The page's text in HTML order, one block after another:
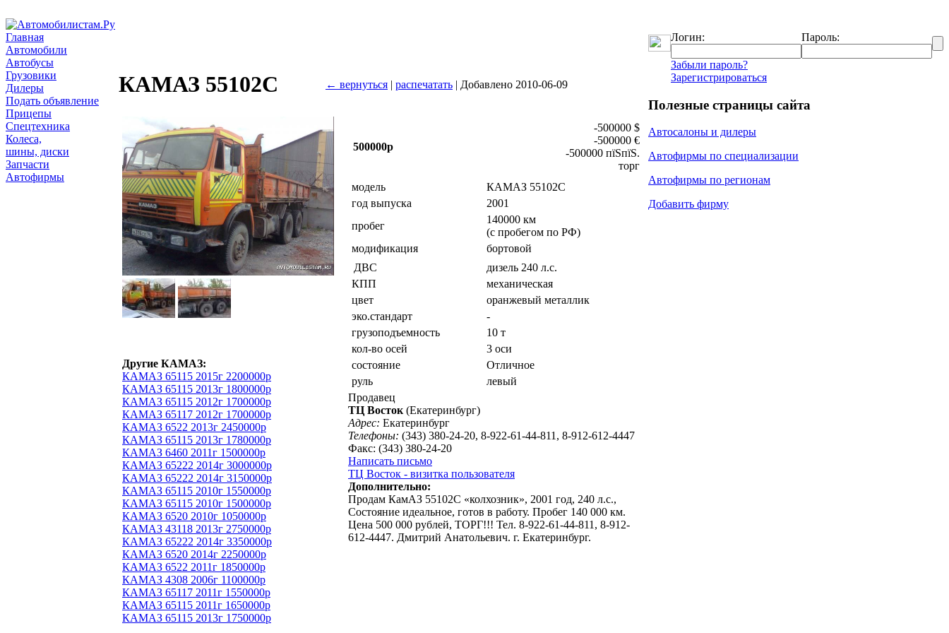
Главная
Автомобили
Автобусы
Грузовики
Дилеры
Подать объявление
Прицепы
Спецтехника
Колеса,
шины, диски
Запчасти
Автофирмы
КАМАЗ 55102С ← вернуться | распечатать | Добавлено 2010-06-09
Другие КАМАЗ:
КАМАЗ 65115 2015г 2200000р
КАМАЗ 65115 2013г 1800000р
КАМАЗ 65115 2012г 1700000р
КАМАЗ 65117 2012г 1700000р
КАМАЗ 6522 2013г 2450000р
КАМАЗ 65115 2013г 1780000р
КАМАЗ 6460 2011г 1500000р
КАМАЗ 65222 2014г 3000000р
КАМАЗ 65222 2014г 3150000р
КАМАЗ 65115 2010г 1550000р
КАМАЗ 65115 2010г 1500000р
КАМАЗ 6520 2010г 1050000р
КАМАЗ 43118 2013г 2750000р
КАМАЗ 65222 2014г 3350000р
КАМАЗ 6520 2014г 2250000р
КАМАЗ 6522 2011г 1850000р
КАМАЗ 4308 2006г 1100000р
КАМАЗ 65117 2011г 1550000р
КАМАЗ 65115 2011г 1650000р
КАМАЗ 65115 2013г 1750000р
500000р
-500000 $
-500000 €
-500000 пїЅпїЅ.
торг
модель
КАМАЗ 55102С
год выпуска
2001
пробег
140000 км
(с пробегом по РФ)
модификация
бортовой
ДВС
дизель 240 л.с.
КПП
механическая
цвет
оранжевый металлик
эко.стандарт
-
грузоподъемность
10 т
кол-во осей
3 оси
состояние
Отличное
руль
левый
Продавец
ТЦ Восток (Екатеринбург)
Адрес: Екатеринбург
Телефоны: (343) 380-24-20, 8-922-61-44-811, 8-912-612-4447
Факс: (343) 380-24-20
Написать письмо
ТЦ Восток - визитка пользователя
Дополнительно:
Продам КамАЗ 55102С «колхозник», 2001 год, 240 л.с.,
Состояние идеальное, готов в работу. Пробег 140 000 км.
Цена 500 000 рублей, ТОРГ!!! Тел. 8-922-61-44-811, 8-912-
612-4447. Дмитрий Анатольевич. г. Екатеринбург.
Логин: Пароль:
Забыли пароль?
Зарегистрироваться
Полезные страницы сайта
Автосалоны и дилеры
Автофирмы по специализации
Автофирмы по регионам
Добавить фирму